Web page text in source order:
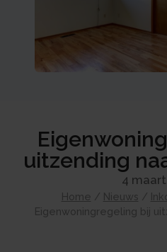
uitzending
4
Home / Nieuws /
Eigenwoningregeling bij